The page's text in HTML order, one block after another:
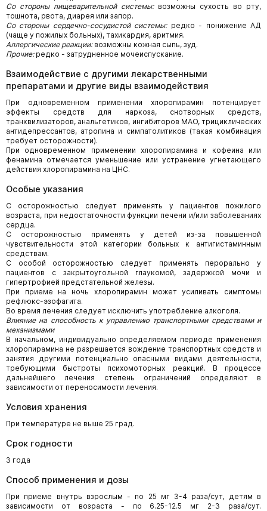
Со стороны пищеварительной системы:возможны сухость во рту,
тошнота, рвота, диарея или запор.
Со стороны сердечно-сосудистой системы:редко - понижение АД
(чаще у пожилых больных), тахикардия, аритмия.
Аллергические реакции:возможны кожная сыпь, зуд.
Прочие:редко - затрудненное мочеиспускание.
Взаимодействие с другими лекарственными
препаратами и другие виды взаимодействия
При одновременном применении хлоропирамин потенцирует
эффекты средств для наркоза, снотворных средств,
транквилизаторов, анальгетиков, ингибиторов МАО, трициклических
антидепрессантов, атропина и симпатолитиков (такая комбинация
требует осторожности).
При одновременном применении хлоропирамина и кофеина или
фенамина отмечается уменьшение или устранение угнетающего
действия хлоропирамина на ЦНС.
Особые указания
С осторожностью следует применять у пациентов пожилого
возраста, при недостаточности функции печени и/или заболеваниях
сердца.
С осторожностью применять у детей из-за повышенной
чувствительности этой категории больных к антигистаминным
средствам.
С особой осторожностью следует применять перорально у
пациентов с закрытоугольной глаукомой, задержкой мочи и
гипертрофией предстательной железы.
При приеме на ночь хлоропирамин может усиливать симптомы
рефлюкс-эзофагита.
Во время лечения следует исключить употребление алкоголя.
Влияние на способность к управлению транспортными средствами и
механизмами
В начальном, индивидуально определяемом периоде применения
хлоропирамина не разрешается вождение транспортных средств и
занятия другими потенциально опасными видами деятельности,
требующими быстроты психомоторных реакций. В процессе
дальнейшего лечения степень ограничений определяют в
зависимости от переносимости лечения.
Условия хранения
При температуре не выше 25 град.
Срок годности
3 года
Способ применения и дозы
При приеме внутрь взрослым - по 25 мг 3-4 раза/сут, детям в
зависимости от возраста - по 6.25-12.5 мг 2-3 раза/сут.